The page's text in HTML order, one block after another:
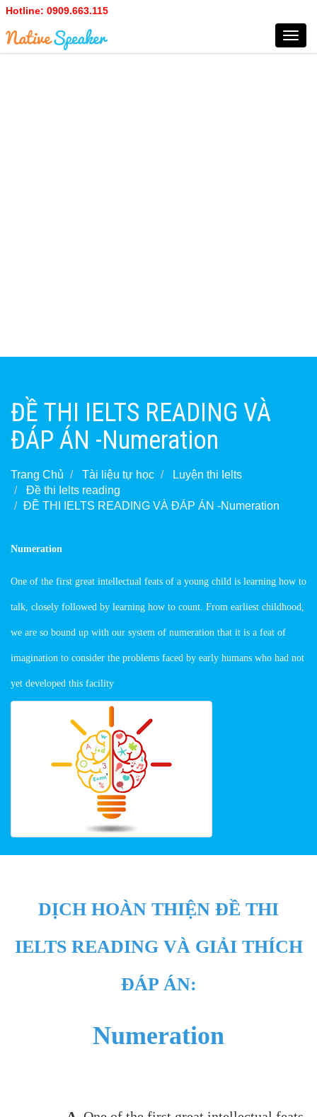
Hotline: 0909.663.115
ĐỀ THI IELTS READING VÀ
ĐÁP ÁN -Numeration
Trang Chủ Tài liệu tự học
Luyện thi Ielts
Đề thi Ielts reading
ĐỀ THI IELTS READING VÀ ĐÁP ÁN -Numeration
Numeration
One of the first great intellectual feats of a young child is learning how to
talk, closely followed by learning how to count. From earliest childhood,
we are so bound up with our system of numeration that it is a feat of
imagination to consider the problems faced by early humans who had not
yet developed this facility
DỊCH HOÀN THIỆN ĐỀ THI
IELTS READING VÀ GIẢI THÍCH
ĐÁP ÁN:
Numeration